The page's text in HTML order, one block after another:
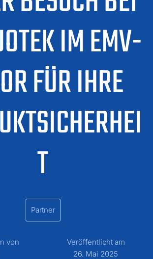
IM EMV-
FÜR IHRE
T
Partner
von
Veröffentlicht am
26. Mai 2025